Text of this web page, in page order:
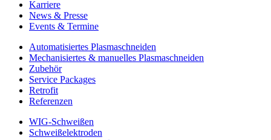
Karriere
News & Presse
Events & Termine
Automatisiertes Plasmaschneiden
Mechanisiertes & manuelles Plasmaschneiden
Zubehör
Service Packages
Retrofit
Referenzen
WIG-Schweißen
Schweißelektroden